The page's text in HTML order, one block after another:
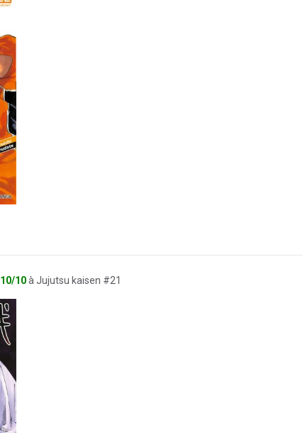
10/10à Jujutsu kaisen #21